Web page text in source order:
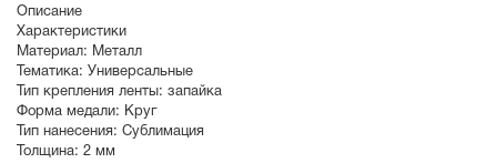
Описание
Характеристики
Материал: Металл
Тематика: Универсальные
Тип крепления ленты: запайка
Форма медали: Круг
Тип нанесения: Сублимация
Толщина: 2 мм